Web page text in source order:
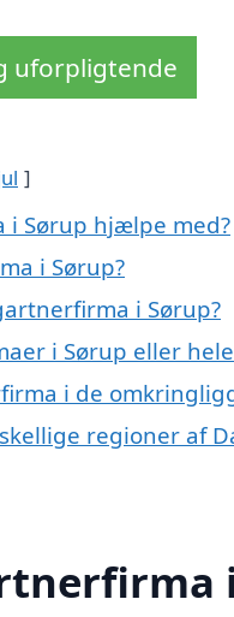
uforpligtende
i Sørup hjælpe med?
i Sørup?
i Sørup?
i Sørup eller
i de
regioner af